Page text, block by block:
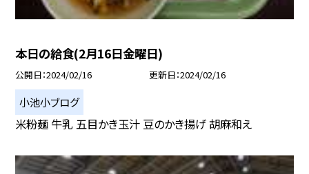
本日の給食(2月16日金曜日)
公開日 2024/02/16 更新日 2024/02/16
小池小ブログ
米粉麺 牛乳 五目かき玉汁 豆のかき揚げ 胡麻和え